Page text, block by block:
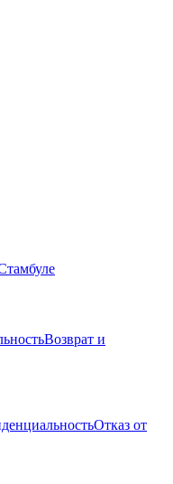
Возврат и
Отказ от